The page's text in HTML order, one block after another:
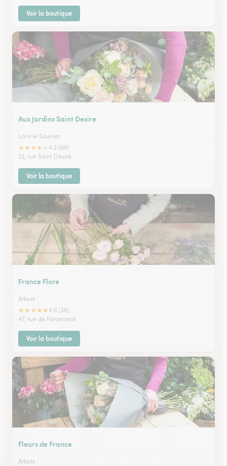
Voir la boutique
Aux Jardins Saint Desire
Lons le Saunier
★★★★
4.2 (68)
22, rue Saint Désiré
Voir la boutique
France Flore
Arbois
★★★★★4.6 (26)
47, rue de Faramand
Voir la boutique
Fleurs de France
Arbois